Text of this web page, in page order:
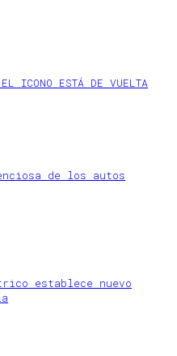
ESTÁ DE VUELTA
de los autos
establece nuevo